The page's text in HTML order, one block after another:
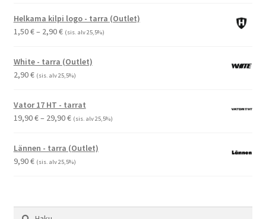
Helkama kilpi logo - tarra (Outlet)
1,50€– 2,90€Hintaluokka:
-
2,90 €
(sis. alv 25,5%)
White - tarra (Outlet)
2,90€ (sis. alv 25,5%)
Vator 17 HT - tarrat
19,90€– 29,90€Hintaluokka:
-
29,90 €
(sis. alv 25,5%)
Lännen - tarra (Outlet)
9,90€ (sis. alv 25,5%)
Haku: